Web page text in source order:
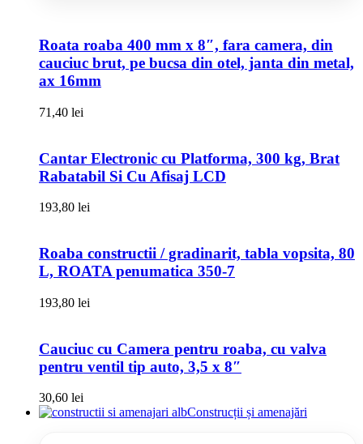
Roata roaba 400 mm x 8″, fara camera, din
cauciuc brut, pe bucsa din otel, janta din metal,
ax 16mm
71,40 lei
Cantar Electronic cu Platforma, 300 kg, Brat
Rabatabil Si Cu Afisaj LCD
193,80 lei
Roaba constructii / gradinarit, tabla vopsita, 80
L, ROATA penumatica 350-7
193,80 lei
Cauciuc cu Camera pentru roaba, cu valva
pentru ventil tip auto, 3,5 x 8″
30,60 lei
Construcții și amenajări